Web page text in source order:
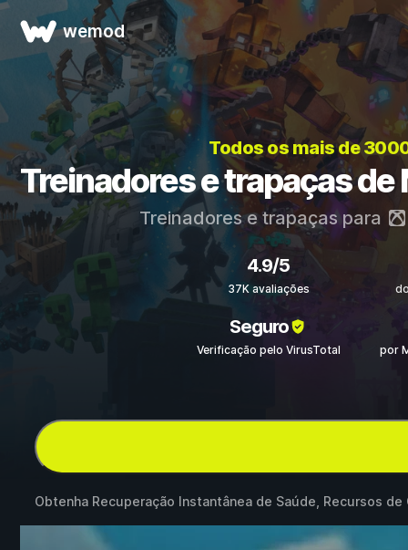
wemod
Todos os mais de
Treinadores e trapaças
Treinadores e trapaças para
4.9/5
37K avaliações
Seguro
Verificação pelo VirusTotal por
Obtenha Recuperação Instantânea de Saúde, Recursos